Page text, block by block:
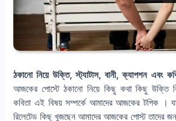
ঠকানো নিয়ে উক্তি, স্ট্যাটাস, বানী, ক্যাপশন এবং
আজকের পোস্টে ঠকানো নিয়ে কিছু কথা কিছু উক্তি
কবিতা এই বিষয় সম্পর্কে আমাদের আজকের টপিক ।
রিলেটেড কিছু খুজছেন আমাদের আজকের পোস্ট তাদের